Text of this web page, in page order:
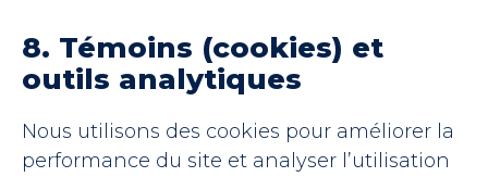
8. Témoins (cookies) et
outils analytiques
Nous utilisons des cookies pour améliorer la
performance du site et analyser l’utilisation